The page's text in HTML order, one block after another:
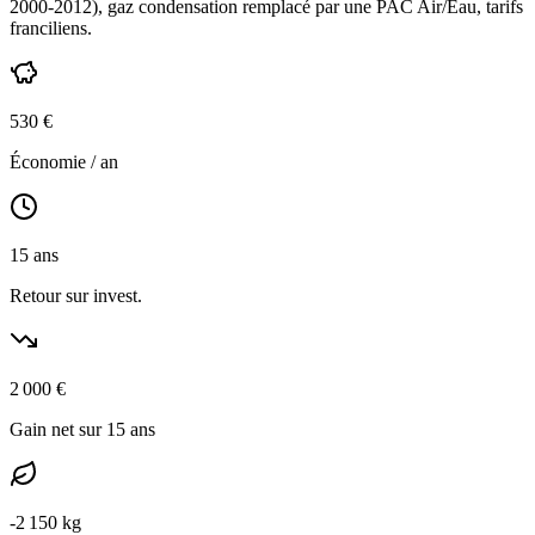
2000-2012), gaz condensation remplacé par une PAC Air/Eau, tarifs
franciliens.
530 €
Économie / an
15 ans
Retour sur invest.
2 000 €
Gain net sur 15 ans
-2 150 kg